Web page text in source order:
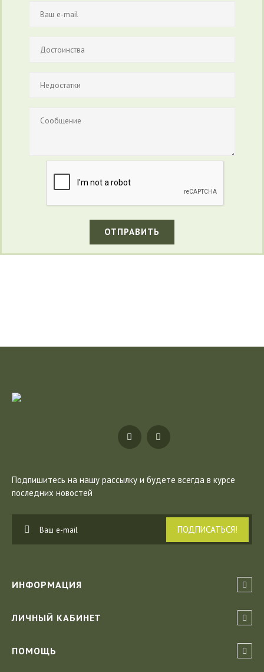
ОТПРАВИТЬ
Подпишитесь на нашу рассылку и будете всегда в курсе
последних новостей
ПОДПИСАТЬСЯ!
ИНФОРМАЦИЯ
ЛИЧНЫЙ КАБИНЕТ
ПОМОЩЬ